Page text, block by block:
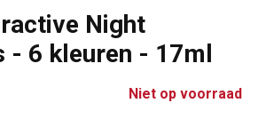
Night
- 6 kleuren - 17ml
Niet op voorraad